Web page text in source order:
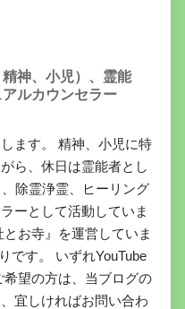
神、小児）、霊能
ルカウンセラー
ます。 精神、小児に特
ら、休日は霊能者とし
除霊浄霊、ヒーリング
ーとして活動していま
お寺』を運営していま
です。 いずれYouTube
望の方は、当ブログの
宜しければお問い合わ